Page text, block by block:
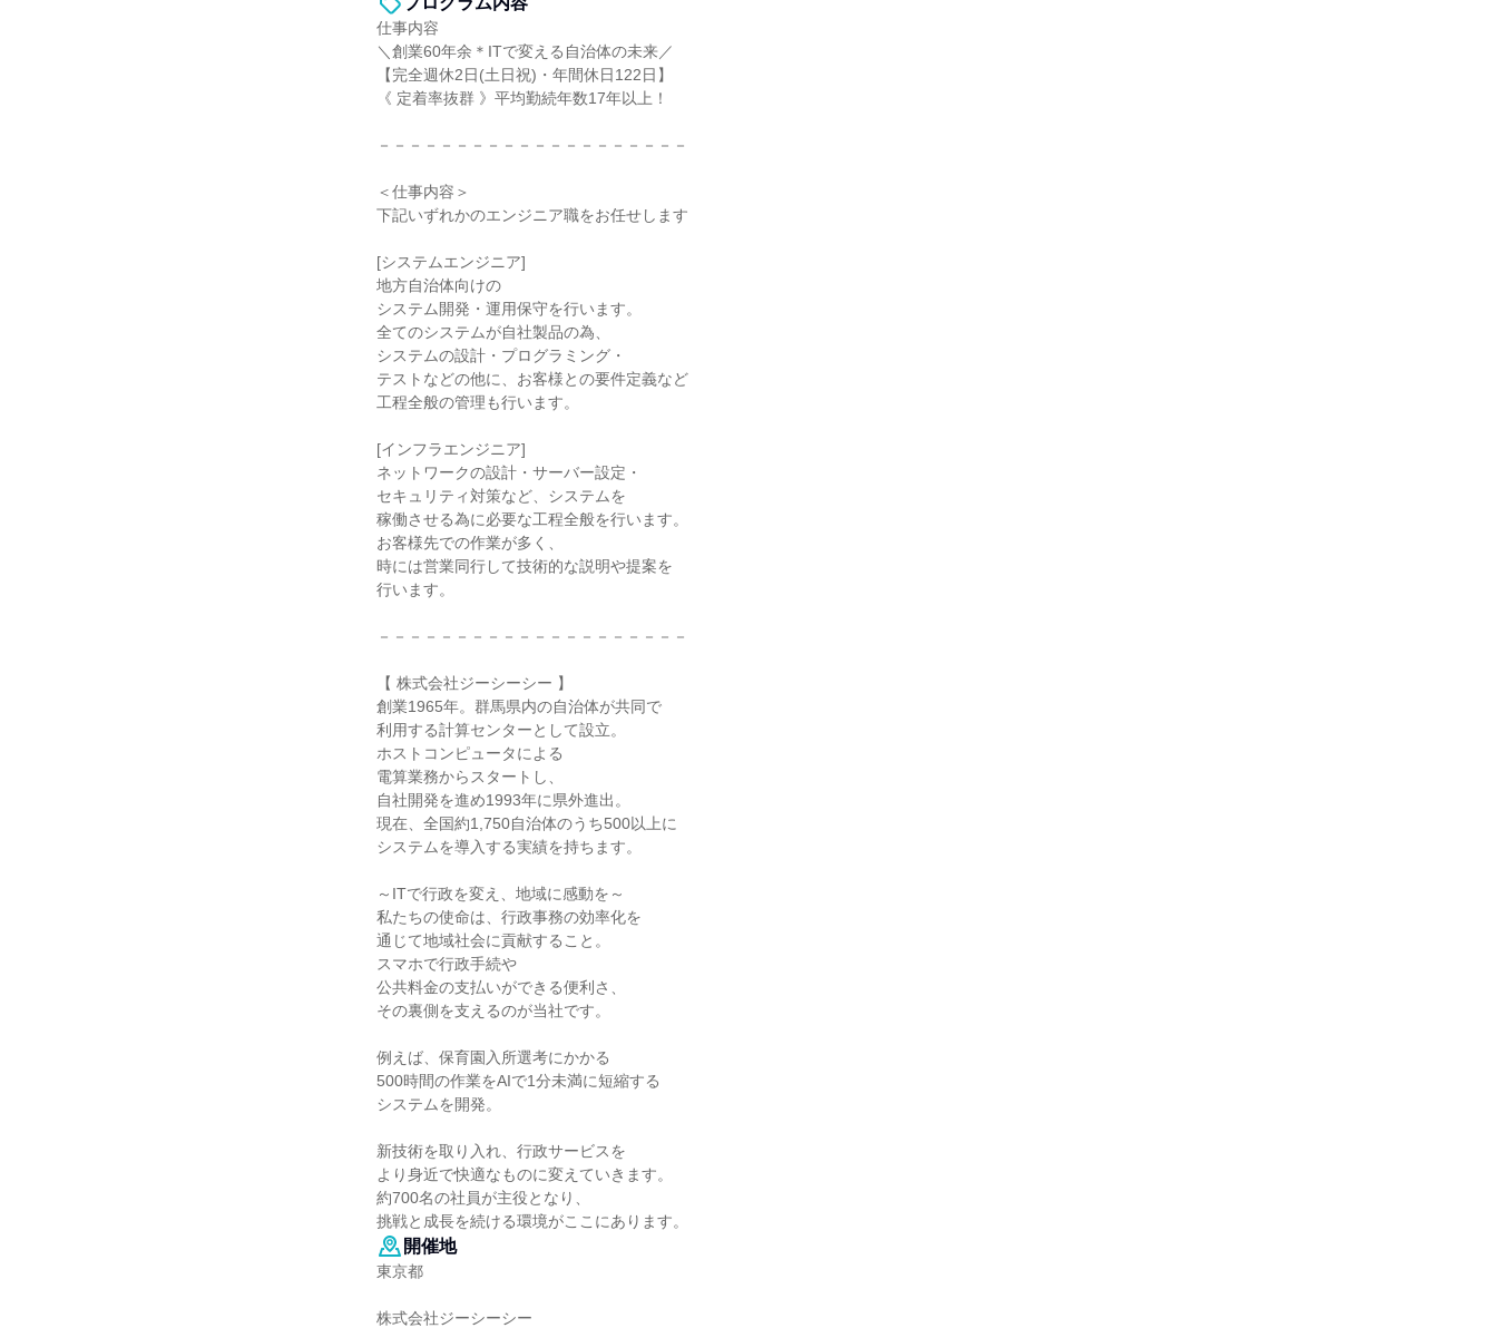
仕事内容
＼創業60年余＊ITで変える自治体の未来／
【完全週休2日(土日祝)・年間休日122日】
《 定着率抜群 》平均勤続年数17年以上！
－－－－－－－－－－－－－－－－－－－－
＜仕事内容＞
下記いずれかのエンジニア職をお任せします
[システムエンジニア]
地方自治体向けの
システム開発・運用保守を行います。
全てのシステムが自社製品の為、
システムの設計・プログラミング・
テストなどの他に、お客様との要件定義など
工程全般の管理も行います。
[インフラエンジニア]
ネットワークの設計・サーバー設定・
セキュリティ対策など、システムを
稼働させる為に必要な工程全般を行います。
お客様先での作業が多く、
時には営業同行して技術的な説明や提案を
行います。
－－－－－－－－－－－－－－－－－－－－
【 株式会社ジーシーシー 】
創業1965年。群馬県内の自治体が共同で
利用する計算センターとして設立。
ホストコンピュータによる
電算業務からスタートし、
自社開発を進め1993年に県外進出。
現在、全国約1,750自治体のうち500以上に
システムを導入する実績を持ちます。
～ITで行政を変え、地域に感動を～
私たちの使命は、行政事務の効率化を
通じて地域社会に貢献すること。
スマホで行政手続や
公共料金の支払いができる便利さ、
その裏側を支えるのが当社です。
例えば、保育園入所選考にかかる
500時間の作業をAIで1分未満に短縮する
システムを開発。
新技術を取り入れ、行政サービスを
より身近で快適なものに変えていきます。
約700名の社員が主役となり、
挑戦と成長を続ける環境がここにあります。
開催地
東京都
株式会社ジーシーシー